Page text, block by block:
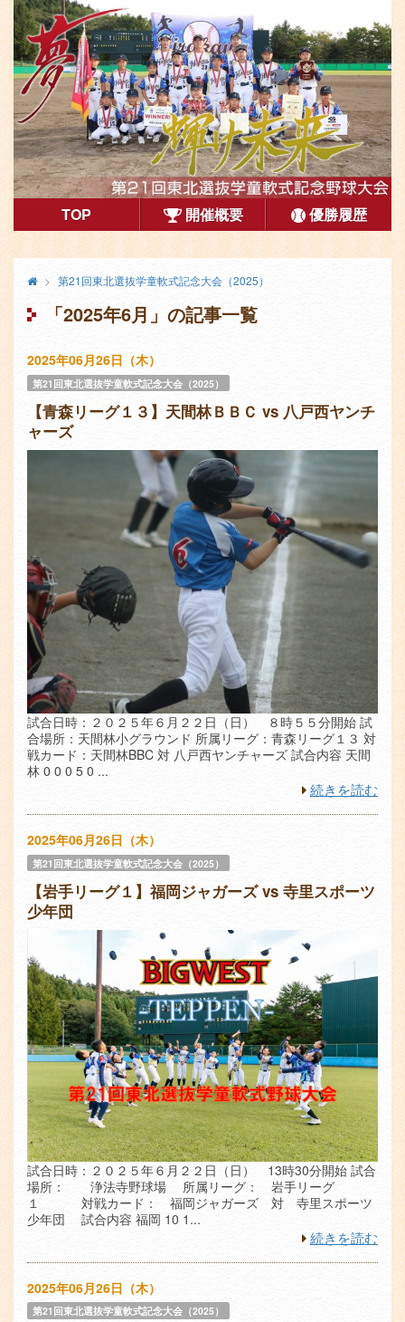
第21回東北選抜学童軟式記念大会（2025）
TOP 開催概要 優勝履歴
コ
ン
ン
エ
ア
メ
イ
ン
コ
ン
テ
ン
ツ
終
会
第21回東北選抜学童軟式記念大会（2025）
「2025年6月」の記事一覧
2025年06月26日（木）
第21回東北選抜学童軟式記念大会（2025）
【青森リーグ１３】天間林ＢＢＣ vs 八戸西ヤンチ
ャーズ
試合日時：２０２５年６月２２日（日） ８時５５分開始 試
合場所：天間林小グラウンド 所属リーグ：青森リーグ１３ 対
戦カード：天間林BBC 対 八戸西ヤンチャーズ 試合内容 天間
林 0 0 0 5 0 ...
続きを読む
2025年06月26日（木）
第21回東北選抜学童軟式記念大会（2025）
【岩手リーグ１】福岡ジャガーズ vs 寺里スポーツ
少年団
試合日時：２０２５年６月２２日（日） 13時30分開始 試合
場所： 浄法寺野球場 所属リーグ： 岩手リーグ
１ 対戦カード： 福岡ジャガーズ 対 寺里スポーツ
少年団 試合内容 福岡 10 1...
続きを読む
2025年06月26日（木）
第21回東北選抜学童軟式記念大会（2025）